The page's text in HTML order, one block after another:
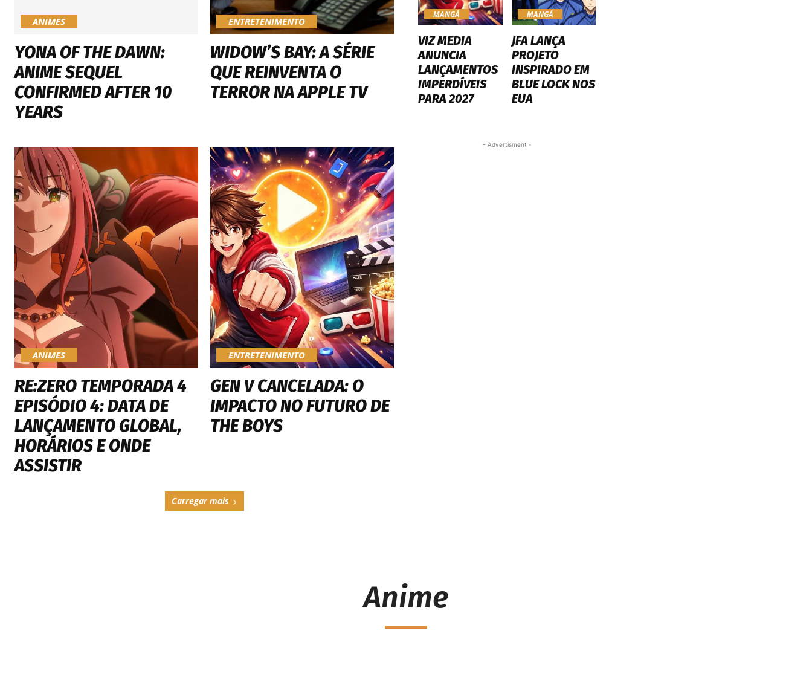
ANIMES
YONA OF THE DAWN:
ANIME SEQUEL
CONFIRMED AFTER 10
YEARS
ENTRETENIMENTO
WIDOW’S BAY: A SÉRIE
QUE REINVENTA O
TERROR NA APPLE TV
ANIMES
RE:ZERO TEMPORADA 4
EPISÓDIO 4: DATA DE
LANÇAMENTO GLOBAL,
HORÁRIOS E ONDE
ASSISTIR
ENTRETENIMENTO
GEN V CANCELADA: O
IMPACTO NO FUTURO DE
THE BOYS
Carregar mais
MANGÁ
VIZ MEDIA
ANUNCIA
LANÇAMENTOS
IMPERDÍVEIS
PARA 2027
MANGÁ
JFA LANÇA
PROJETO
INSPIRADO EM
BLUE LOCK NOS
EUA
- Advertisment -
Anime